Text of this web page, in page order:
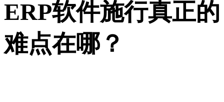
ERP软件施行真正的
难点在哪？